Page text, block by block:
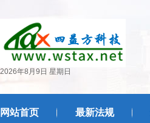
2026年8月9日 星期日
网站首页 最新法规